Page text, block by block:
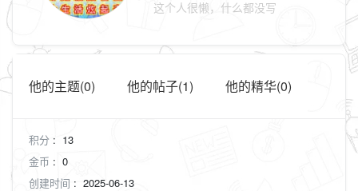
这个人很懒，什么都没写
他的主题(0) 他的帖子(1) 他的精华(0)
积分 : 13
金币 : 0
创建时间 : 2025-06-13